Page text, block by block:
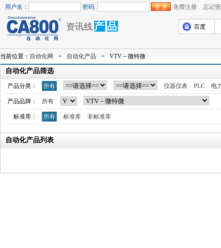
用户名： 密码: 免费注册 忘记
资讯线 产 品 百度
当前位置： 自动化网 > 自动化产品 > VTV－微特微
自动化产品筛选
产品分类： 所有 仪器仪表 PLC 电
产品品牌： 所有
标准库： 所有 标准库 非标准库
自动化产品列表